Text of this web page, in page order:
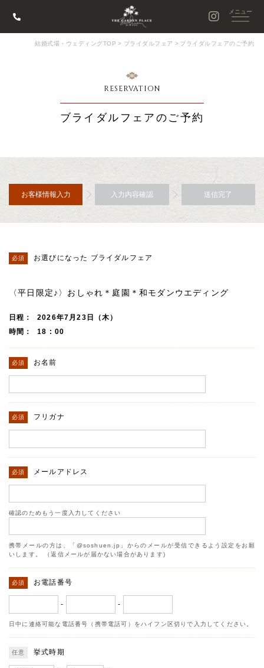
結婚式場・ウェディングTOP > ブライダルフェア > ブライダルフェアのご予約
RESERVATION
ブライダルフェアのご予約
お客様情報入力 入力内容確認 送信完了
お選びになった ブライダルフェア
〈平日限定♪〉おしゃれ＊庭園＊和モダンウエディング
日程
2026年7月23日（木）
時間
18 : 00
お名前
フリガナ
メールアドレス
確認のためもう一度入力してください
携帯メールの方は、「@soshuen.jp」からのメールが受信できるよう設定をお願
いします。 （返信メールが届かない場合があります)
お電話番号
- -
日中に連絡可能な電話番号（携帯電話可）をハイフン区切りで入力してください。
挙式時期